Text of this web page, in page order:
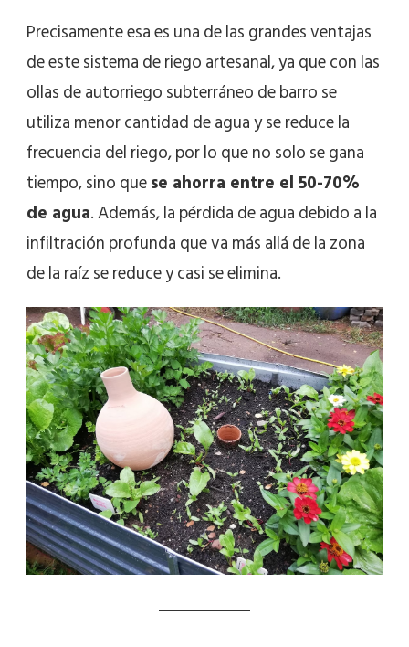
Precisamente esa es una de las grandes ventajas
de este sistema de riego artesanal, ya que con las
ollas de autorriego subterráneo de barro se
utiliza menor cantidad de agua y se reduce la
frecuencia del riego, por lo que no solo se gana
tiempo, sino quese ahorra entre el 50-70%
de agua. Además, la pérdida de agua debido a la
infiltración profunda que va más allá de la zona
de la raíz se reduce y casi se elimina.